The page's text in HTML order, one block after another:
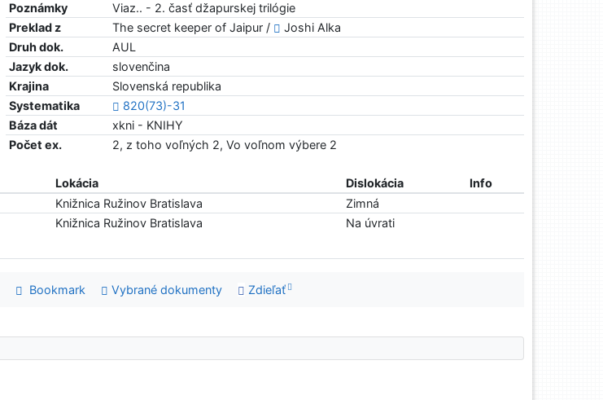
Poznámky
Viaz.. - 2. časť džapurskej trilógie
Preklad z
The secret keeper of Jaipur /
Joshi Alka
Druh dok.
AUL
Jazyk dok.
slovenčina
Krajina
Slovenská republika
Systematika
820(73)-31
Báza dát
xkni - KNIHY
Počet ex.
2, z toho voľných 2, Vo voľnom výbere 2
Lokácia Dislokácia
Info
Knižnica Ružinov Bratislava
Zimná
Knižnica Ružinov Bratislava Na úvrati
Bookmark Vybrané dokumenty Zdieľať